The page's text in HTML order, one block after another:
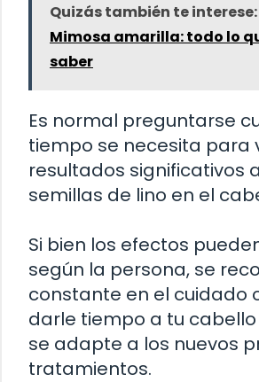
Quizás también te interese:
Mimosa amarilla: todo lo
saber
Es normal preguntarse
tiempo se necesita para
resultados significativos
semillas de lino en el
Si bien los efectos
según la persona, se
constante en el cuidado
darle tiempo a tu
se adapte a los nuevos
tratamientos.